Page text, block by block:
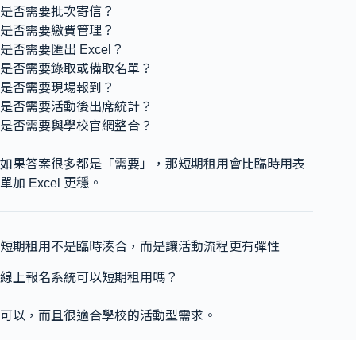
是否需要批次寄信？
是否需要繳費管理？
是否需要匯出 Excel？
是否需要錄取或備取名單？
是否需要現場報到？
是否需要活動後出席統計？
是否需要與學校官網整合？
如果答案很多都是「需要」，那短期租用會比臨時用表
單加 Excel 更穩。
短期租用不是臨時湊合，而是讓活動流程更有彈性
線上報名系統可以短期租用嗎？
可以，而且很適合學校的活動型需求。